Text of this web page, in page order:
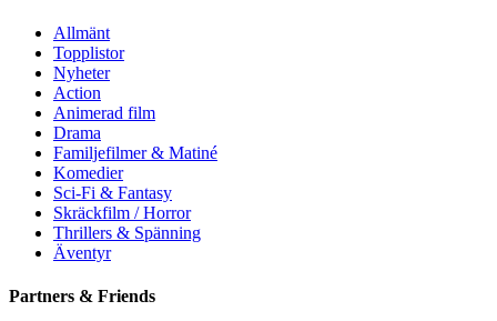
Allmänt
Topplistor
Nyheter
Action
Animerad film
Drama
Familjefilmer & Matiné
Komedier
Sci-Fi & Fantasy
Skräckfilm / Horror
Thrillers & Spänning
Äventyr
Partners & Friends